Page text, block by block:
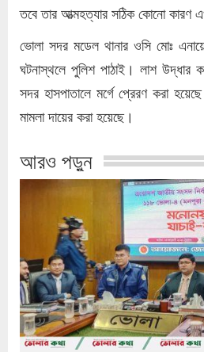
তবে তার আত্মহত্যার সঠিক কোনো কারণ
ভোলা সদর মডেল থানার ওসি মোঃ
ঘটনাস্থলে পুলিশ পাঠাই। লাশ উদ্ধার
সদর হাসপাতালে মর্গে প্রেরণ করা
মামলা দায়ের করা হয়েছে।
আরও পড়ুন